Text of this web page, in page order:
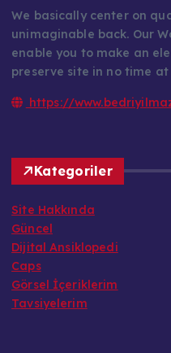
We basically center on
unimaginable back. Our
enable you to make an
preserve site in no time at
https://
Kategoriler
Site Hakkında
Güncel
Dijital Ansiklopedi
Caps
Görsel İçeriklerim
Tavsiyelerim